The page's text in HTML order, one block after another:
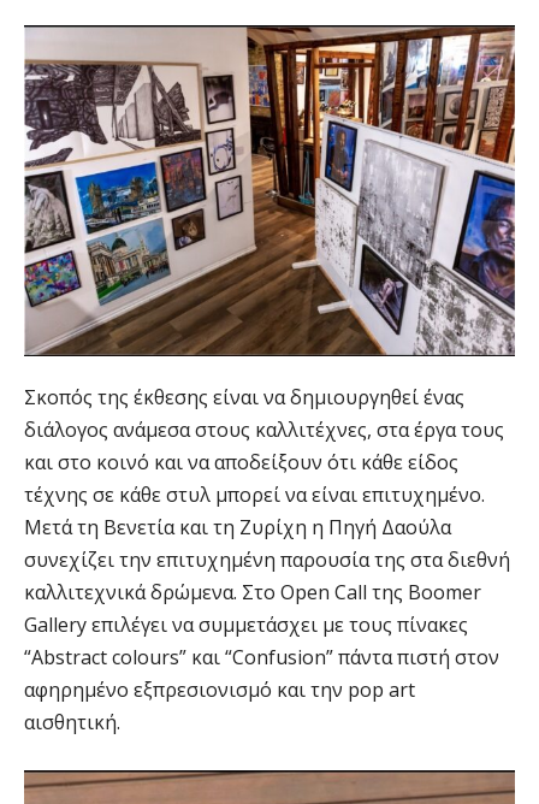
Σκοπός της έκθεσης είναι να δημιουργηθεί ένας
διάλογος ανάμεσα στους καλλιτέχνες, στα έργα τους
και στο κοινό και να αποδείξουν ότι κάθε είδος
τέχνης σε κάθε στυλ μπορεί να είναι επιτυχημένο.
Μετά τη Βενετία και τη Ζυρίχη η Πηγή Δαούλα
συνεχίζει την επιτυχημένη παρουσία της στα διεθνή
καλλιτεχνικά δρώμενα. Στο Open Call της Boomer
Gallery επιλέγει να συμμετάσχει με τους πίνακες
“Abstract colours” και “Confusion” πάντα πιστή στον
αφηρημένο εξπρεσιονισμό και την pop art
αισθητική.